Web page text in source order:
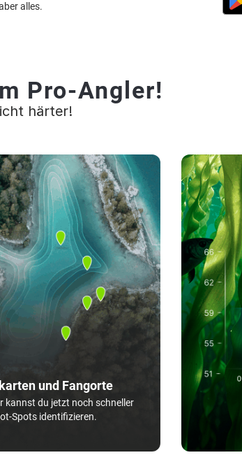
alles.
Pro-Angler!
härter!
und Fangorte
kannst du jetzt noch schneller
Spots identifizieren.